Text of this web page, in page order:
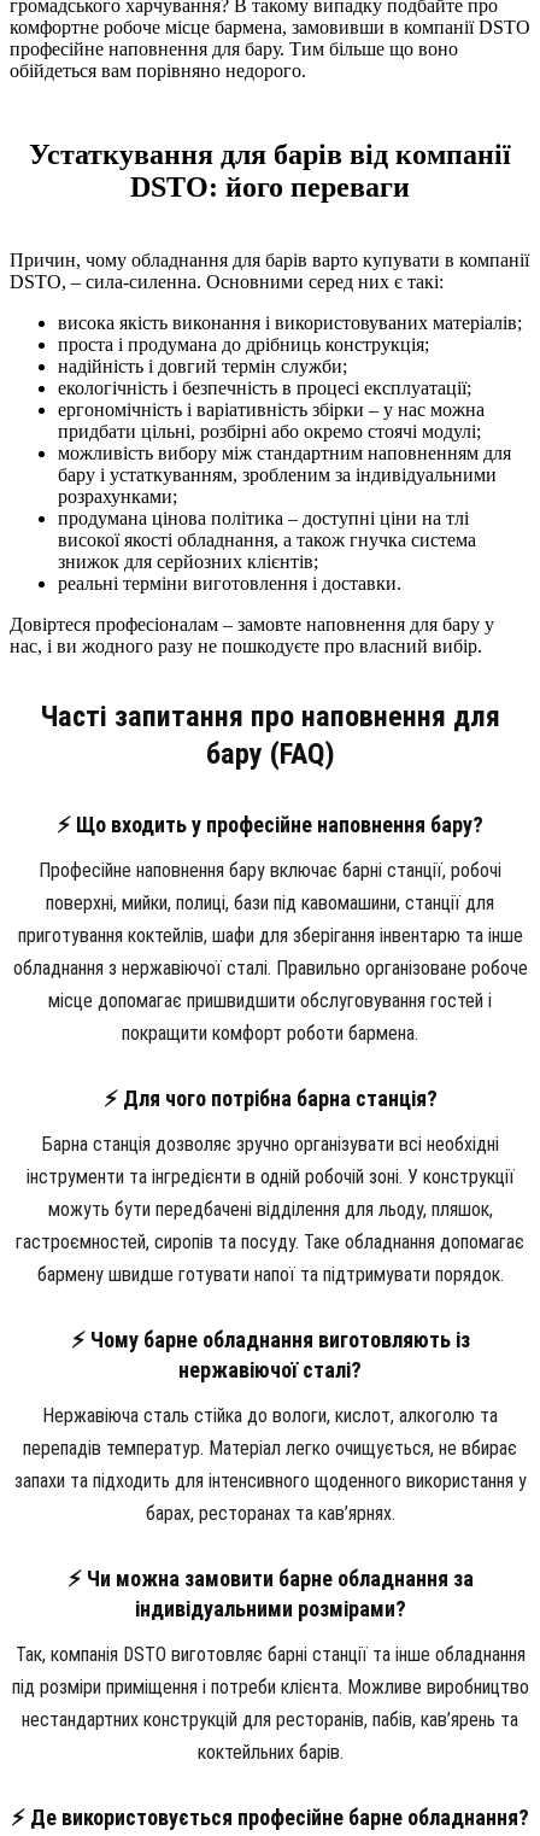
громадського харчування? В такому випадку подбайте про
комфортне робоче місце бармена, замовивши в компанії DSTO
професійне наповнення для бару. Тим більше що воно
обійдеться вам порівняно недорого.
Устаткування для барів від компанії
DSTO: його переваги
Причин, чому обладнання для барів варто купувати в компанії
DSTO, – сила-силенна. Основними серед них є такі:
висока якість виконання і використовуваних матеріалів;
проста і продумана до дрібниць конструкція;
надійність і довгий термін служби;
екологічність і безпечність в процесі експлуатації;
ергономічність і варіативність збірки – у нас можна
придбати цільні, розбірні або окремо стоячі модулі;
можливість вибору між стандартним наповненням для
бару і устаткуванням, зробленим за індивідуальними
розрахунками;
продумана цінова політика – доступні ціни на тлі
високої якості обладнання, а також гнучка система
знижок для серйозних клієнтів;
реальні терміни виготовлення і доставки.
Довіртеся професіоналам – замовте наповнення для бару у
нас, і ви жодного разу не пошкодуєте про власний вибір.
Часті запитання про наповнення для
бару (FAQ)
⚡ Що входить у професійне наповнення бару?
Професійне наповнення бару включає барні станції, робочі
поверхні, мийки, полиці, бази під кавомашини, станції для
приготування коктейлів, шафи для зберігання інвентарю та інше
обладнання з нержавіючої сталі. Правильно організоване робоче
місце допомагає пришвидшити обслуговування гостей і
покращити комфорт роботи бармена.
⚡ Для чого потрібна барна станція?
Барна станція дозволяє зручно організувати всі необхідні
інструменти та інгредієнти в одній робочій зоні. У конструкції
можуть бути передбачені відділення для льоду, пляшок,
гастроємностей, сиропів та посуду. Таке обладнання допомагає
бармену швидше готувати напої та підтримувати порядок.
⚡ Чому барне обладнання виготовляють із
нержавіючої сталі?
Нержавіюча сталь стійка до вологи, кислот, алкоголю та
перепадів температур. Матеріал легко очищується, не вбирає
запахи та підходить для інтенсивного щоденного використання у
барах, ресторанах та кав’ярнях.
⚡ Чи можна замовити барне обладнання за
індивідуальними розмірами?
Так, компанія DSTO виготовляє барні станції та інше обладнання
під розміри приміщення і потреби клієнта. Можливе виробництво
нестандартних конструкцій для ресторанів, пабів, кав’ярень та
коктейльних барів.
⚡ Де використовується професійне барне обладнання?